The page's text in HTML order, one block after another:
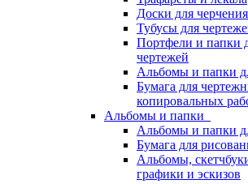
Доски для
Тубусы для
Портфели и папки
чертежей
Альбомы и папки
Бумага для
копировальных
Альбомы и папки
Альбомы и папки
Бумага для
Альбомы,
графики и эскизов